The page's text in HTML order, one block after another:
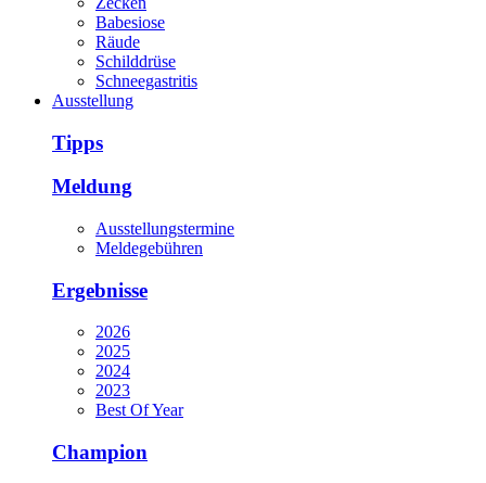
Babesiose
Räude
Schilddrüse
Schneegastritis
Ausstellung
Tipps
Meldung
Ausstellungstermine
Meldegebühren
Ergebnisse
2026
2025
2024
2023
Best Of Year
Champion